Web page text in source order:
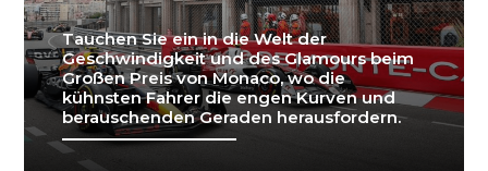
Tauchen Sie ein in die Welt der
Geschwindigkeit und des Glamours beim
Großen Preis von Monaco, wo die
kühnsten Fahrer die engen Kurven und
berauschenden Geraden herausfordern.